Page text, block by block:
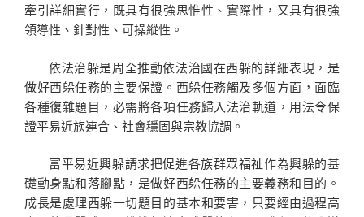
牽引詳細實行，既具有很強思惟性、實際性，又具有很強
領導性、針對性、可操縱性。
依法治躲是周全推動依法治國在西躲的詳細表現，是
做好西躲任務的主要保證。西躲任務觸及多個方面，面臨
各種復雜題目，必需將各項任務歸入法治軌道，用法令保
證平易近族連合、社會穩固與宗教協調。
富平易近興躲請求把促進各族群眾福祉作為興躲的基
礎動身點和落腳點，是做好西躲任務的主要義務和目的。
成長是處理西躲一切題目的基本和要害，只要經由過程高